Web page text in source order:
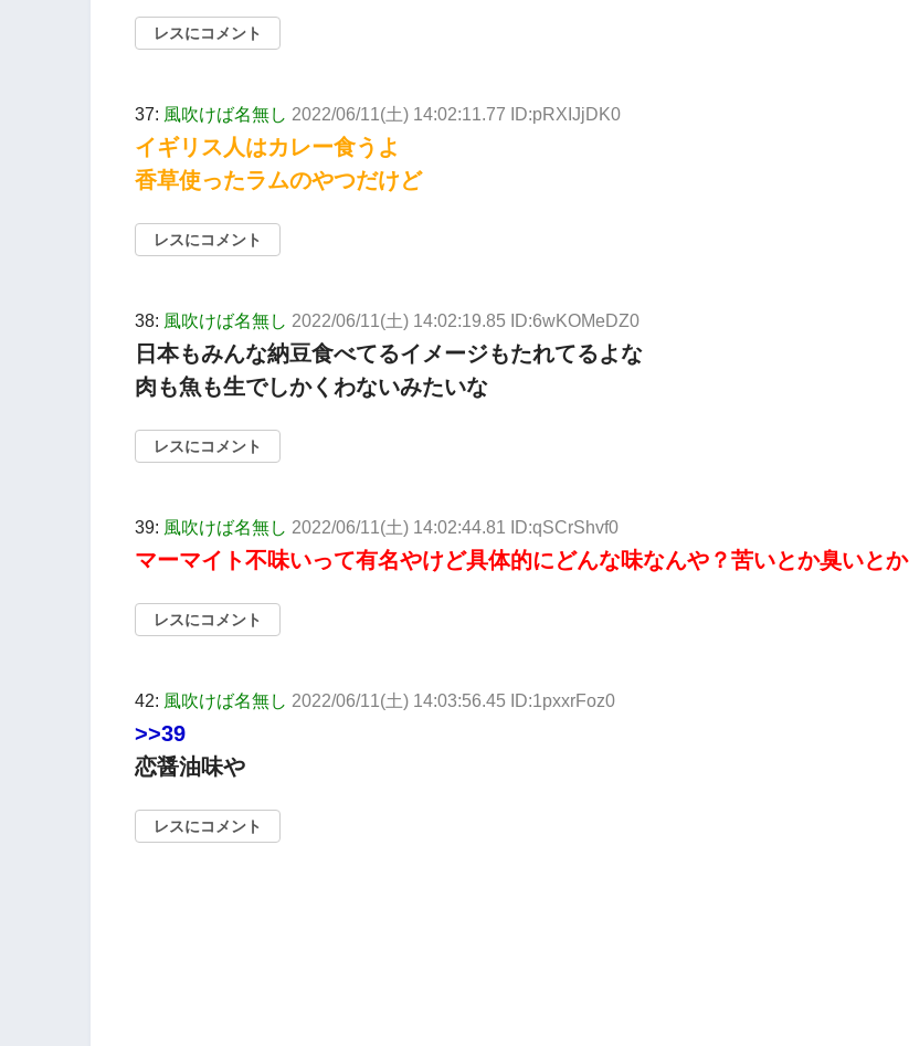
レスにコメント
37: 風吹けば名無し 2022/06/11(土) 14:02:11.77 ID:pRXIJjDK0
イギリス人はカレー食うよ
香草使ったラムのやつだけど
レスにコメント
38: 風吹けば名無し 2022/06/11(土) 14:02:19.85 ID:6wKOMeDZ0
日本もみんな納豆食べてるイメージもたれてるよな
肉も魚も生でしかくわないみたいな
レスにコメント
39: 風吹けば名無し 2022/06/11(土) 14:02:44.81 ID:qSCrShvf0
マーマイト不味いって有名やけど具体的にどんな味なんや？苦いとか臭いとか
レスにコメント
42: 風吹けば名無し 2022/06/11(土) 14:03:56.45 ID:1pxxrFoz0
>>39
恋醤油味や
レスにコメント